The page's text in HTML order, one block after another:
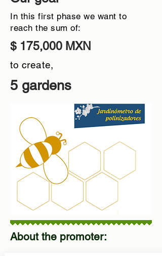
In this first phase we want to
reach the sum of:
$ 175,000 MXN
to create,
5 gardens
About the promoter: